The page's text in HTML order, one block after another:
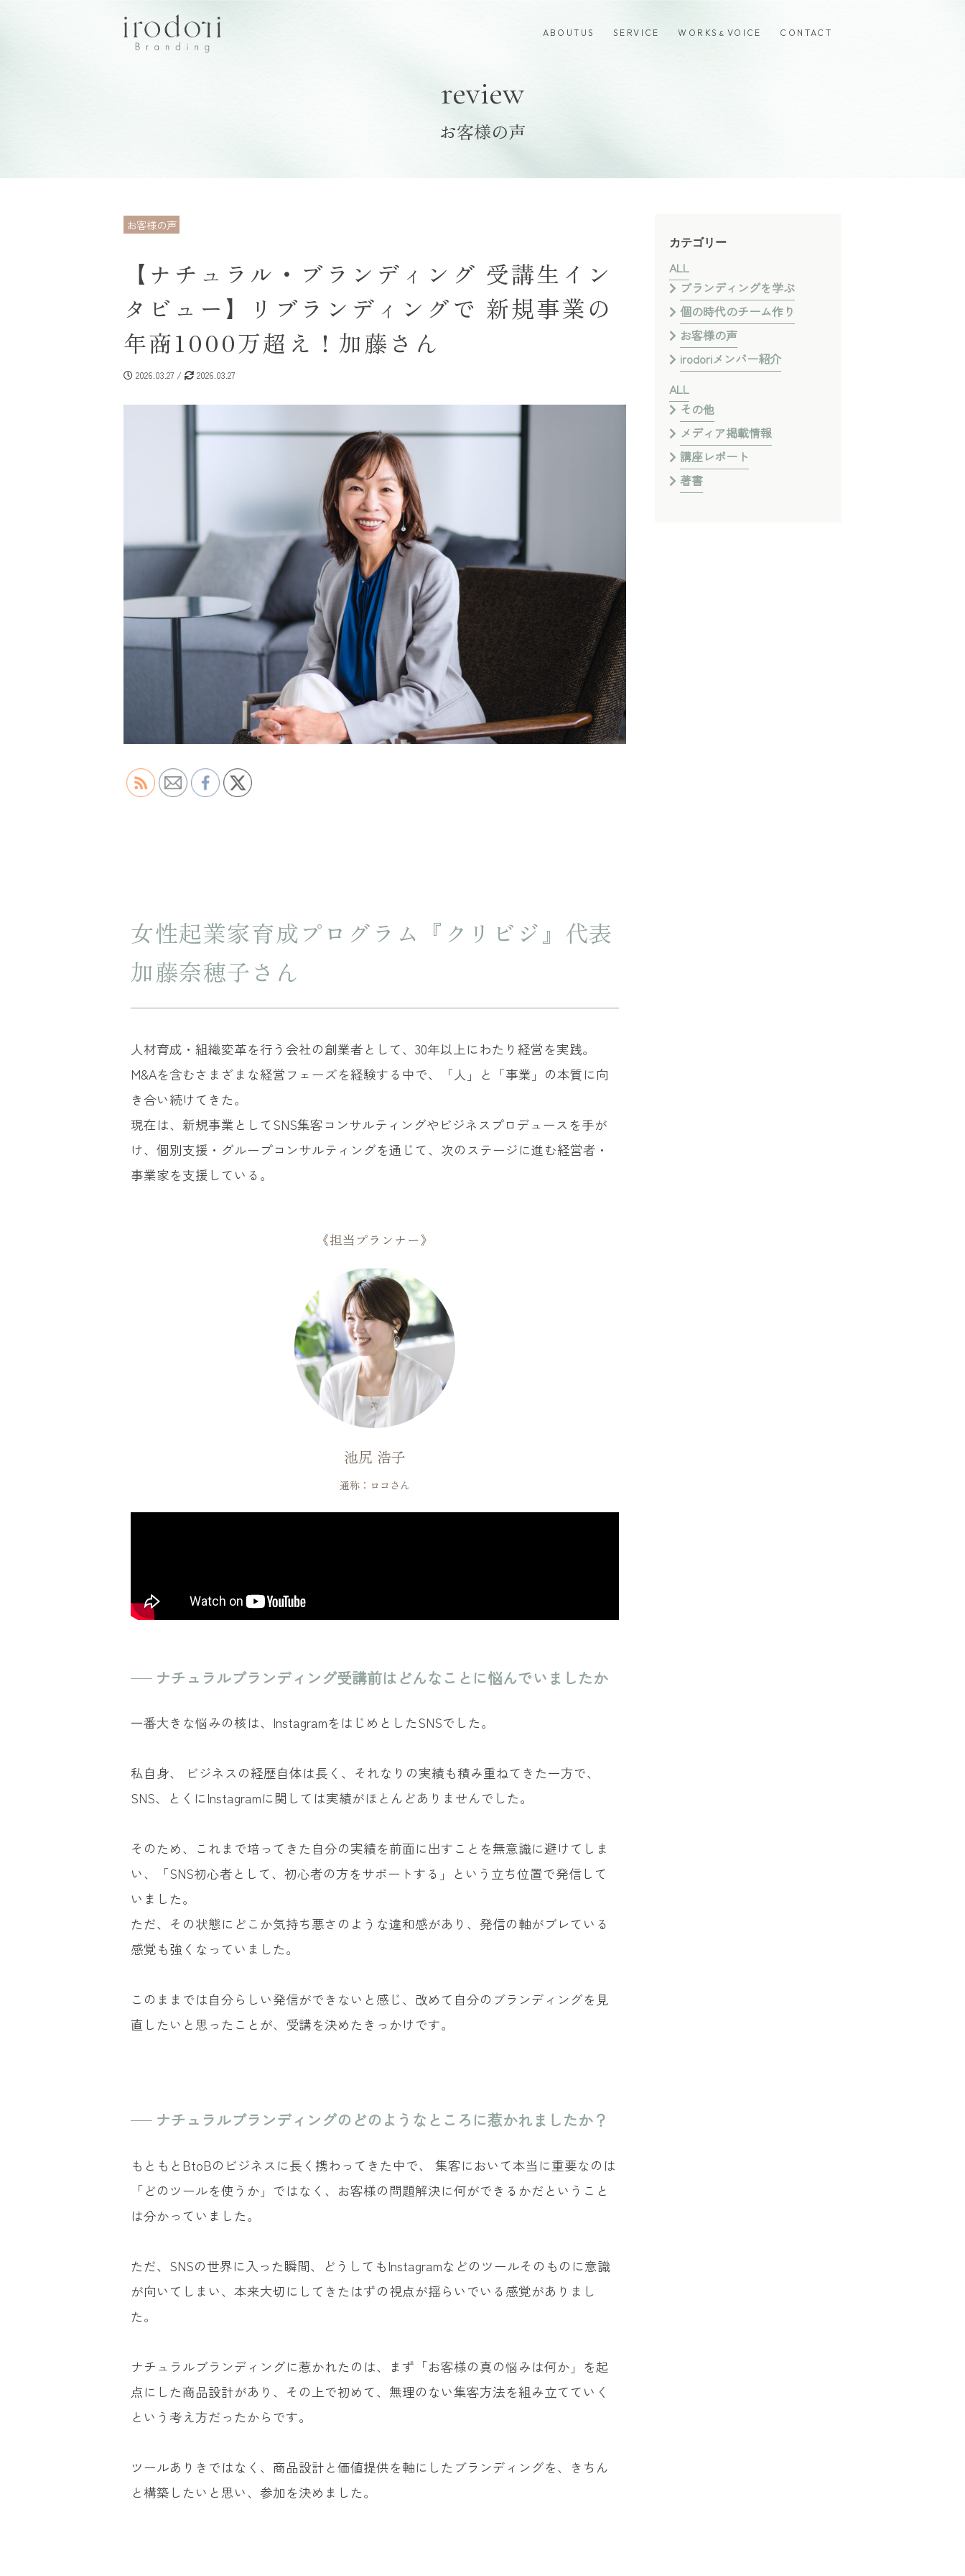
ABOUTUS SERVICE WORKS & VOICE CONTACT
review
お客様の声
お客様の声
【ナチュラル・ブランディング 受講生イン
タビュー】リブランディングで 新規事業の
年商1000万超え！加藤さん
2026.03.27 / 2026.03.27
女性起業家育成プログラム『クリビジ』代表
加藤奈穂子さん
人材育成・組織変革を行う会社の創業者として、30年以上にわたり経営を実践。
M&Aを含むさまざまな経営フェーズを経験する中で、「人」と「事業」の本質に向
き合い続けてきた。
現在は、新規事業としてSNS集客コンサルティングやビジネスプロデュースを手が
け、個別支援・グループコンサルティングを通じて、次のステージに進む経営者・
事業家を支援している。
《担当プランナー》
池尻 浩子
通称：ロコさん
ナチュラルブランディング受講前はどんなことに悩んでいましたか
一番大きな悩みの核は、InstagramをはじめとしたSNSでした。
私自身、 ビジネスの経歴自体は長く、それなりの実績も積み重ねてきた一方で、
SNS、とくにInstagramに関しては実績がほとんどありませんでした。
そのため、これまで培ってきた自分の実績を前面に出すことを無意識に避けてしま
い、「SNS初心者として、初心者の方をサポートする」という立ち位置で発信して
いました。
ただ、その状態にどこか気持ち悪さのような違和感があり、発信の軸がブレている
感覚も強くなっていました。
このままでは自分らしい発信ができないと感じ、改めて自分のブランディングを見
直したいと思ったことが、受講を決めたきっかけです。
ナチュラルブランディングのどのようなところに惹かれましたか？
もともとBtoBのビジネスに長く携わってきた中で、 集客において本当に重要なのは
「どのツールを使うか」ではなく、お客様の問題解決に何ができるかだということ
は分かっていました。
ただ、SNSの世界に入った瞬間、どうしてもInstagramなどのツールそのものに意識
が向いてしまい、本来大切にしてきたはずの視点が揺らいでいる感覚がありまし
た。
ナチュラルブランディングに惹かれたのは、まず「お客様の真の悩みは何か」を起
点にした商品設計があり、その上で初めて、無理のない集客方法を組み立てていく
という考え方だったからです。
ツールありきではなく、商品設計と価値提供を軸にしたブランディングを、きちん
と構築したいと思い、参加を決めました。
カテゴリー
ALL
ブランディングを学ぶ
個の時代のチーム作り
お客様の声
irodoriメンバー紹介
ALL
その他
メディア掲載情報
講座レポート
著書